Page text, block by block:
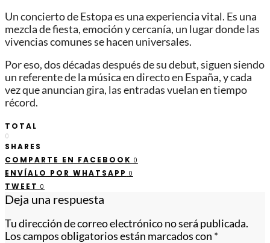
Un concierto de Estopa es una experiencia vital. Es una
mezcla de fiesta, emoción y cercanía, un lugar donde las
vivencias comunes se hacen universales.
Por eso, dos décadas después de su debut, siguen siendo
un referente de la música en directo en España, y cada
vez que anuncian gira, las entradas vuelan en tiempo
récord.
TOTAL
0
SHARES
COMPARTE EN FACEBOOK 0
ENVÍALO POR WHATSAPP 0
TWEET 0
Deja una respuesta
Tu dirección de correo electrónico no será publicada.
Los campos obligatorios están marcados con *